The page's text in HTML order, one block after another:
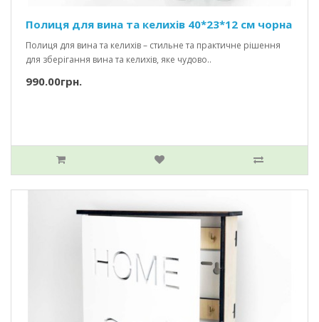
Полиця для вина та келихів 40*23*12 см чорна
Полиця для вина та келихів – стильне та практичне рішення
для зберігання вина та келихів, яке чудово..
990.00грн.